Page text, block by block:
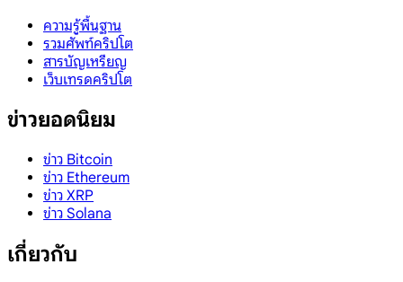
ความรู้พื้นฐาน
รวมศัพท์คริปโต
สารบัญเหรียญ
เว็บเทรดคริปโต
ข่าวยอดนิยม
ข่าว Bitcoin
ข่าว Ethereum
ข่าว XRP
ข่าว Solana
เกี่ยวกับ